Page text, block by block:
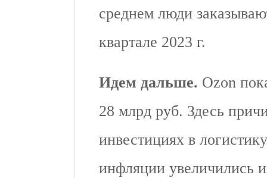
среднем люди
квартале 2023 г.
Идем дальше. Ozon
28 млрд руб. Здесь
инвестициях в
инфляции увеличились